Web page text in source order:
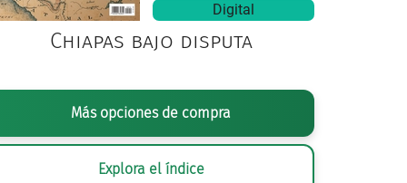
Digital
Chiapas bajo disputa
Más opciones de compra
Explora el índice